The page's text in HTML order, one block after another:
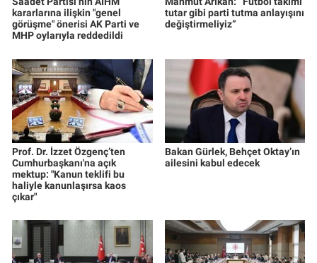
kararlarına ilişkin "genel
görüşme" önerisi AK Parti ve
MHP oylarıyla reddedildi
tutar gibi parti tutma anlayışını
değiştirmeliyiz”
Prof. Dr. İzzet Özgenç’ten
Cumhurbaşkanı'na açık
mektup: "Kanun teklifi bu
haliyle kanunlaşırsa kaos
çıkar"
Bakan Gürlek, Behçet Oktay’ın
ailesini kabul edecek